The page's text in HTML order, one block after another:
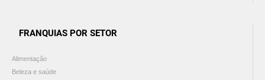
FRANQUIAS POR SETOR
Alimentação
Beleza e saúde